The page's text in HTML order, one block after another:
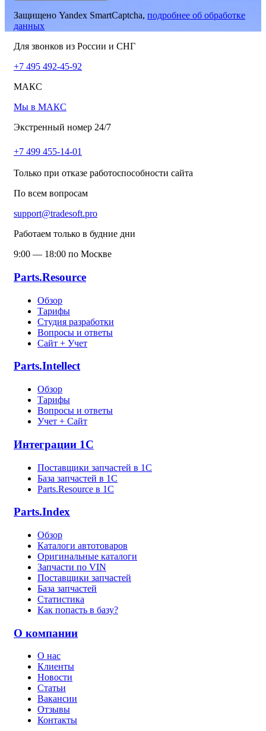
Защищено Yandex SmartCaptcha, подробнее об обработке
данных
Для звонков из России и СНГ
+7 495 492-45-92
МАКС
Мы в МАКС
Экстренный номер 24/7
+7 499 455-14-01
Только при отказе работоспособности сайта
По всем вопросам
support@tradesoft.pro
Работаем только в будние дни
9:00 — 18:00 по Москве
Parts.Resource
Обзор
Тарифы
Студия разработки
Вопросы и ответы
Сайт + Учет
Parts.Intellect
Обзор
Тарифы
Вопросы и ответы
Учет + Сайт
Интеграции 1С
Поставщики запчастей в 1C
База запчастей в 1С
Parts.Resource в 1C
Parts.Index
Обзор
Каталоги автотоваров
Оригинальные каталоги
Запчасти по VIN
Поставщики запчастей
База запчастей
Статистика
Как попасть в базу?
О компании
О нас
Клиенты
Новости
Статьи
Вакансии
Отзывы
Контакты